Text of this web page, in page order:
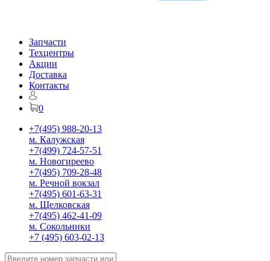
Запчасти
Техцентры
Акции
Доставка
Контакты
0
+7(495) 988-20-13
м. Калужская
+7(499) 724-57-51
м. Новогиреево
+7(495) 709-28-48
м. Речной вокзал
+7(495) 601-63-31
м. Щелковская
+7(495) 462-41-09
м. Сокольники
+7 (495) 603-02-13